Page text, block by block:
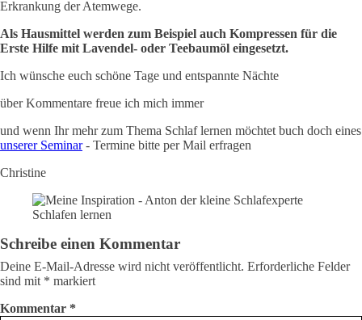
Erkrankung der Atemwege.
Als Hausmittel werden zum Beispiel auch Kompressen für die
Erste Hilfe mit Lavendel- oder Teebaumöl eingesetzt.
Ich wünsche euch schöne Tage und entspannte Nächte
über Kommentare freue ich mich immer
und wenn Ihr mehr zum Thema Schlaf lernen möchtet buch doch eines
unserer Seminar- Termine bitte per Mail erfragen
Christine
Schlafen lernen
Schreibe einen Kommentar
Deine E-Mail-Adresse wird nicht veröffentlicht. Erforderliche Felder
sind mit * markiert
Kommentar *